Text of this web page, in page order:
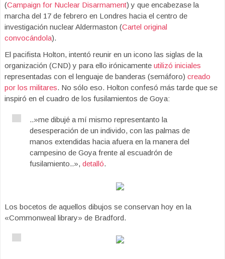
(Campaign for Nuclear Disarmament) y que encabezase la
marcha del 17 de febrero en Londres hacia el centro de
investigación nuclear Aldermaston (Cartel original
convocándola).
El pacifista Holton, intentó reunir en un icono las siglas de la
organización (CND) y para ello irónicamente utilizó iniciales
representadas con el lenguaje de banderas (semáforo) creado
por los militares. No sólo eso. Holton confesó más tarde que se
inspiró en el cuadro de los fusilamientos de Goya:
..»me dibujé a mí mismo representanto la
desesperación de un individo, con las palmas de
manos extendidas hacia afuera en la manera del
campesino de Goya frente al escuadrón de
fusilamiento..», detalló.
Los bocetos de aquellos dibujos se conservan hoy en la
«Commonweal library» de Bradford.